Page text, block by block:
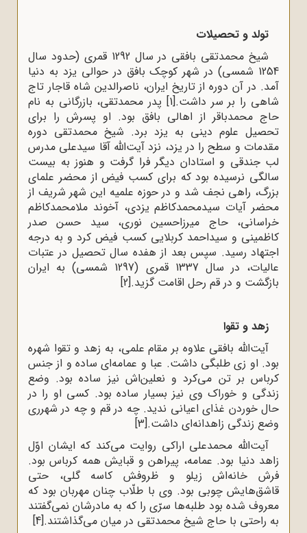
تولد و تحصیلات
شیخ محمدتقی بافقی در سال 1292 قمری (حدود سال
1254 شمسی) در شهر کوچک بافق در حوالی یزد به دنیا
آمد. در آن دوره از تاریخ ایران، ناصرالدین شاه قاجار تاج
شاهی را بر سر داشت.[1]
پدر محمدتقی، بازرگانی به نام
حاج محمدباقر از اهالی بافق بود. او پسرش را برای
تحصیل علوم دینی به یزد برد. شیخ محمدتقی دوره‌
مقدمات‌ و سطح‌ را در یزد، نزد آیت‌الله‌ آقا سیدعلی‌ مدرس‌
لب‌ جندقی‌ و استادان ‌دیگر فرا گرفت‌ و هنوز به بیست
سالگی نرسیده بود که برای کسب فیض از محضر علمای
بزرگ، راهی نجف شد و در حوزه علمیه این شهر شریف از
محضر آیات‌ سیدمحمدکاظم‌ یزدی‌، آخوند ملامحمدکاظم‌
خراسانی، حاج میرزاحسین نوری،‌ سید حسن صدر
کاظمینی و سیداحمد کربلایی‌ کسب فیض کرد و به درجه
اجتهاد رسید. سپس بعد از هفده سال تحصیل در عتبات
عالیات، در سال 1337 قمری (1297 شمسی) به ایران
بازگشت و در قم رحل اقامت گزید.[2]
زهد و تقوا
آیت‌الله‌ بافقی‌ علاوه‌ بر مقام‌ علمی‌، به زهد و تقوا شهره
بود. او زی طلبگی داشت. عبا و عمامه‌ای ساده و از جنس
کرباس بر تن می‌کرد و نعلین‌اش نیز ساده بود. وضع
زندگی و خوراک وی نیز بسیار ساده بود. کسی او را در
حال خوردن غذای اعیانی ندید. چه در قم و چه در شهرری
وضع زندگی زاهدانه‌ای داشت.[3]
آیت‌الله‌ محمدعلی اراکی روایت‌ می‌کند که ‌ایشان‌ اوّل‌
زاهد دنیا بود. عمامه‌، پیراهن‌ و قبایش‌ همه‌ کرباس‌ بود.
فرش‌ خانه‌اش‌ زیلو و ظروفش‌ کاسه‌ گلی‌، حتی‌
قاشق‌هایش‌ چوبی‌ بود. وی‌ با طلّاب‌ چنان‌ مهربان‌ بود که
‌معروف‌ شده‌ بود طلبه‌ها سرّی‌ را که‌ به‌ مادرشان‌ نمی‌گفتند
به‌ راحتی‌ با حاج‌ شیخ محمدتقی‌ در میان‌ می‌گذاشتند.[4]